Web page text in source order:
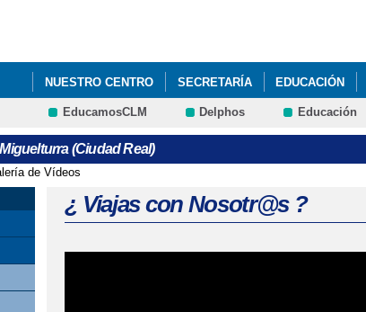
NUESTRO CENTRO SECRETARÍA EDUCACIÓN
EducamosCLM Delphos Educación
(Ciudad Real)
de Vídeos
¿ Viajas con Nosotr@s ?